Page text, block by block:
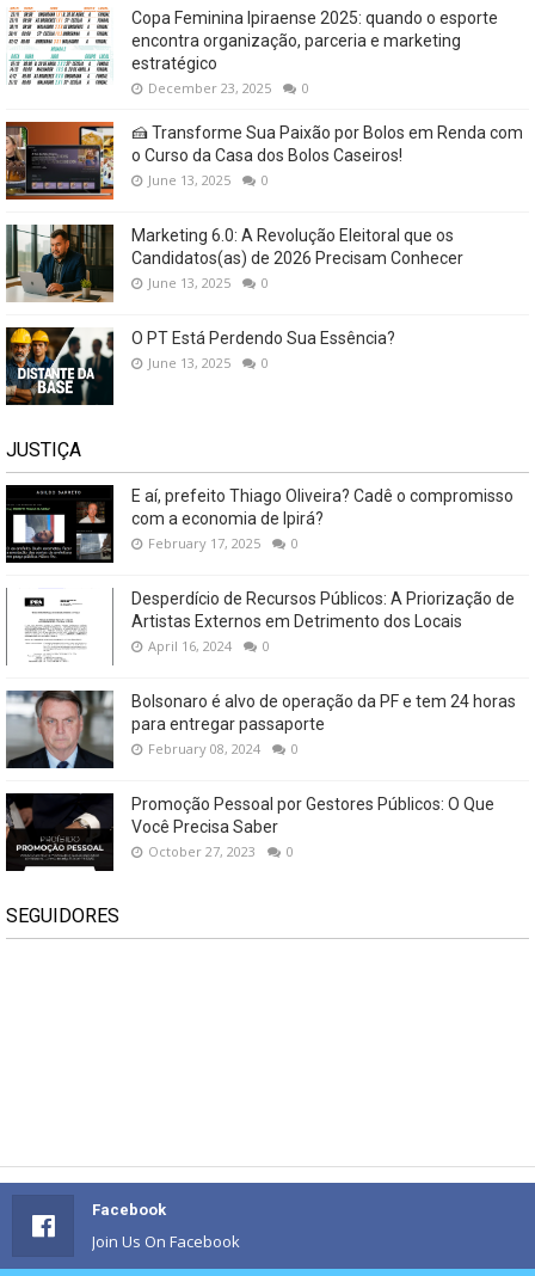
Copa Feminina Ipiraense 2025: quando o esporte
encontra organização, parceria e marketing
estratégico
December 23, 2025 0
🍰 Transforme Sua Paixão por Bolos em Renda com
o Curso da Casa dos Bolos Caseiros!
June 13, 2025 0
Marketing 6.0: A Revolução Eleitoral que os
Candidatos(as) de 2026 Precisam Conhecer
June 13, 2025 0
O PT Está Perdendo Sua Essência?
June 13, 2025 0
JUSTIÇA
E aí, prefeito Thiago Oliveira? Cadê o compromisso
com a economia de Ipirá?
February 17, 2025 0
Desperdício de Recursos Públicos: A Priorização de
Artistas Externos em Detrimento dos Locais
April 16, 2024 0
Bolsonaro é alvo de operação da PF e tem 24 horas
para entregar passaporte
February 08, 2024 0
Promoção Pessoal por Gestores Públicos: O Que
Você Precisa Saber
October 27, 2023 0
SEGUIDORES
Facebook
Join Us On Facebook